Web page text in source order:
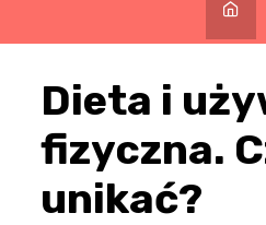
Dieta i
fizyczna.
unikać?